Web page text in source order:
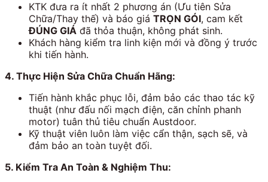
KTK đưa ra ít nhất 2 phương án (Ưu tiên Sửa
Chữa/Thay thế) và báo giá TRỌN GÓI, cam kết
ĐÚNG GIÁ đã thỏa thuận, không phát sinh.
Khách hàng kiểm tra linh kiện mới và đồng ý trước
khi tiến hành.
4. Thực Hiện Sửa Chữa Chuẩn Hãng:
Tiến hành khắc phục lỗi, đảm bảo các thao tác kỹ
thuật (như đấu nối mạch điện, căn chỉnh phanh
motor) tuân thủ tiêu chuẩn Austdoor.
Kỹ thuật viên luôn làm việc cẩn thận, sạch sẽ, và
đảm bảo an toàn tuyệt đối.
5. Kiểm Tra An Toàn & Nghiệm Thu: